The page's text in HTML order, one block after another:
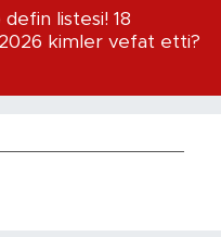
listesi! 18
kimler vefat etti?